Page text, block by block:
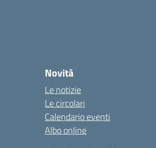
Novità
Le notizie
Le circolari
Calendario eventi
Albo online